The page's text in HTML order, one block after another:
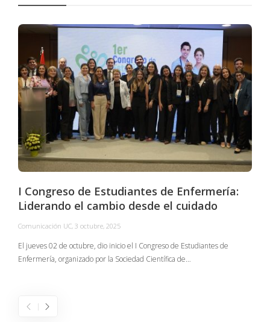
I Congreso de Estudiantes de Enfermería:
Liderando el cambio desde el cuidado
Comunicación UC, 3 octubre, 2025
El jueves 02 de octubre, dio inicio el I Congreso de Estudiantes de
Enfermería, organizado por la Sociedad Científica de…